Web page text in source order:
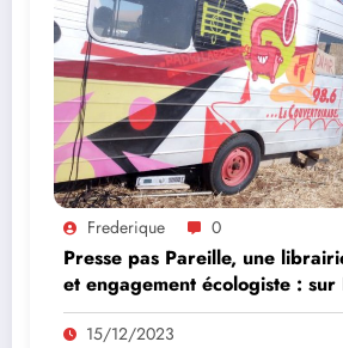
Frederique 0
Presse pas Pareille, une
et engagement écologiste : sur
Résistantes
15/12/2023